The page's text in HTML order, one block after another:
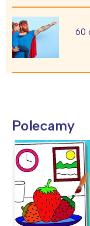
60
Polecamy
Wrocław